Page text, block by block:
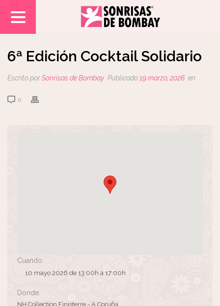
6ª Edición Cocktail Solidario
Escrito porSonrisas de Bombay Publicado 19 marzo, 2026 en
0
Cuando:
10 mayo 2026 de 13:00h a 17:00h
Donde:
NH Collection Finisterre - A Coruña